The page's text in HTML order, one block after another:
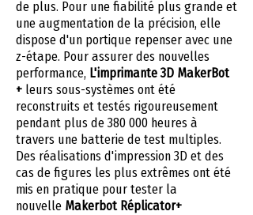
de plus. Pour une fiabilité plus grande et
une augmentation de la précision, elle
dispose d'un portique repenser avec une
z-étape. Pour assurer des nouvelles
performance, L'imprimante 3D MakerBot
+ leurs sous-systèmes ont été
reconstruits et testés rigoureusement
pendant plus de 380 000 heures à
travers une batterie de test multiples.
Des réalisations d'impression 3D et des
cas de figures les plus extrêmes ont été
mis en pratique pour tester la
nouvelle Makerbot Réplicator+